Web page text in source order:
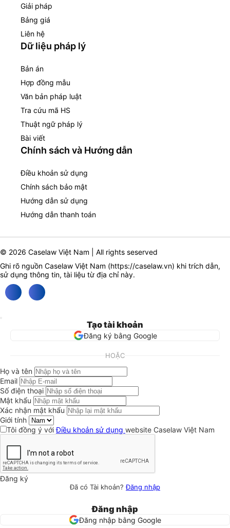
Giải pháp
Bảng giá
Liên hệ
Dữ liệu pháp lý
Bản án
Hợp đồng mẫu
Văn bản pháp luật
Tra cứu mã HS
Thuật ngữ pháp lý
Bài viết
Chính sách và Hướng dẫn
Điều khoản sử dụng
Chính sách bảo mật
Hướng dẫn sử dụng
Hướng dẫn thanh toán
© 2026 Caselaw Việt Nam | All rights seserved
Ghi rõ nguồn Caselaw Việt Nam (https://caselaw.vn) khi trích dẫn,
sử dụng thông tin, tài liệu từ địa chỉ này.
Tạo tài khoản
Đăng ký bằng Google
HOẶC
Họ và tên
Email
Số điện thoại
Mật khẩu
Xác nhận mật khẩu
Giới tính
Tôi đồng ý vớiĐiều khoản sử dụng website Caselaw Việt Nam
Đăng ký
Đã có Tài khoản?Đăng nhập
Đăng nhập
Đăng nhập bằng Google